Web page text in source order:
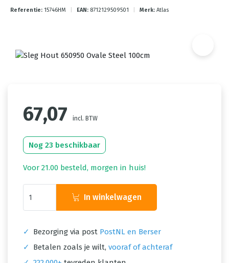
Referentie: 15746HM EAN: 8712129509501 Merk: Atlas
67,07 incl. BTW
Nog 23 beschikbaar
Voor 21.00 besteld, morgen in huis!
In winkelwagen
✓ Bezorging via post PostNL en Berser
✓
Betalen zoals je wilt, vooraf of achteraf